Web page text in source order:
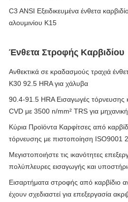
C3 ANSI Εξειδικευμένα ένθετα
αλουμινίου K15
Ένθετα Στροφής Καρβιδίου
Ανθεκτικά σε κραδασμούς τραχιά
K30 92.5 HRA για χάλυβα
90.4-91.5 HRA Εισαγωγές τόρνευσης
CVD με 3500 n/mm² TRS για μηχανική
Κύρια Προϊόντα Καρφίτσες από
τόρνευσης με πιστοποίηση ISO9001
Μεγιστοποιήστε τις ικανότητες
πολύπλευρες εισαγωγής και
Εισαρτήματα στροφής από καρβίδιο
έχουν σχεδιαστεί για επεξεργασία